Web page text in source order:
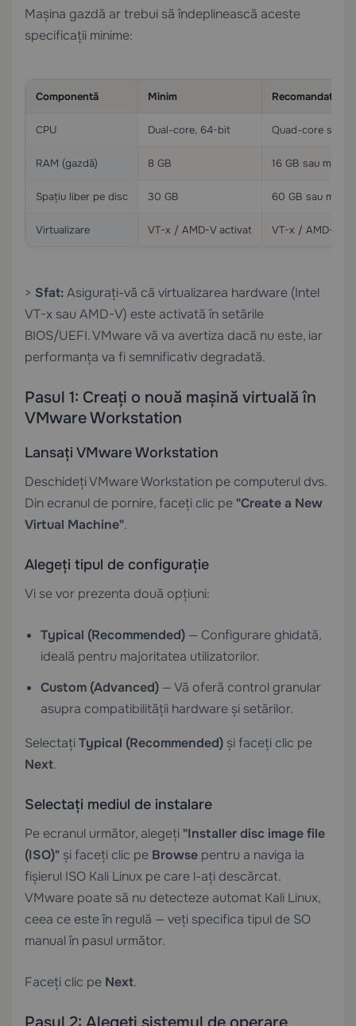
Mașina gazdă ar trebui să îndeplinească aceste
specificații minime:
Componentă Minim Recomandat
CPU Dual-core, 64-bit Quad-core sau
RAM (gazdă) 8 GB 16 GB sau mai
Spațiu liber pe disc 30 GB 60 GB sau mai
Virtualizare VT-x / AMD-V activat VT-x / AMD-V
> Sfat:Asigurați-vă că virtualizarea hardware (Intel
VT-x sau AMD-V) este activată în setările
BIOS/UEFI. VMware vă va avertiza dacă nu este, iar
performanța va fi semnificativ degradată.
Pasul 1: Creați o nouă mașină virtuală în
VMware Workstation
Lansați VMware Workstation
Deschideți VMware Workstation pe computerul dvs.
Din ecranul de pornire, faceți clic pe "Create a New
Virtual Machine".
Alegeți tipul de configurație
Vi se vor prezenta două opțiuni:
Typical (Recommended) — Configurare ghidată,
ideală pentru majoritatea utilizatorilor.
Custom (Advanced) — Vă oferă control granular
asupra compatibilității hardware și setărilor.
SelectațiTypical (Recommended) și faceți clic pe
Next.
Selectați mediul de instalare
Pe ecranul următor, alegeți "Installer disc image file
(ISO)" și faceți clic pe Browse pentru a naviga la
fișierul ISO Kali Linux pe care l-ați descărcat.
VMware poate să nu detecteze automat Kali Linux,
ceea ce este în regulă — veți specifica tipul de SO
manual în pasul următor.
Faceți clic pe Next.